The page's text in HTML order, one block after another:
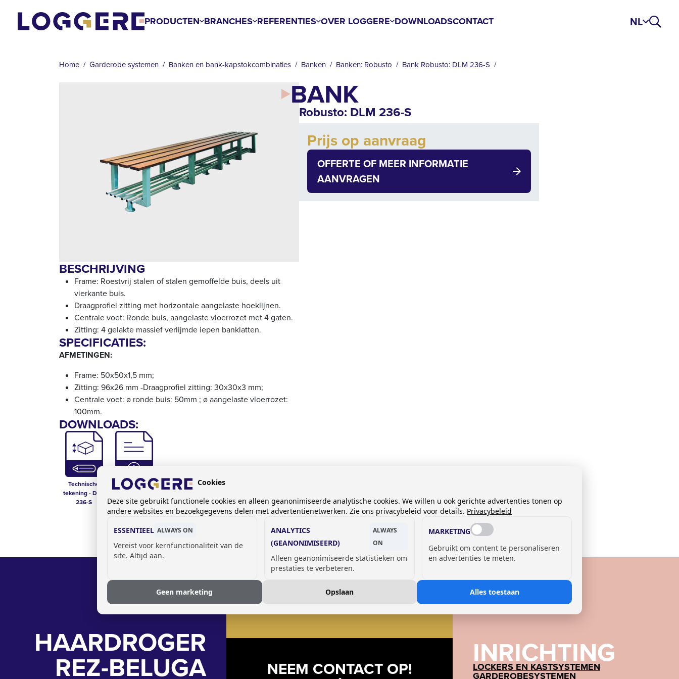
PRODUCTEN BRANCHES REFERENTIES OVER LOGGERE DOWNLOADSCONTACT NL
Home Garderobe systemen Banken en bank-kapstokcombinaties Banken Banken: Robusto Bank Robusto: DLM 236-S
BESCHRIJVING
Frame: Roestvrij stalen of stalen gemoffelde buis, deels uit
vierkante buis.
Draagprofiel zitting met horizontale aangelaste hoeklijnen.
Centrale voet: Ronde buis, aangelaste vloerrozet met 4 gaten.
Zitting: 4 gelakte massief verlijmde iepen banklatten.
SPECIFICATIES:
AFMETINGEN:
Frame: 50x50x1,5 mm;
Zitting: 96x26 mm -Draagprofiel zitting: 30x30x3 mm;
Centrale voet: ø ronde buis: 50mm ; ø aangelaste vloerrozet:
100mm.
DOWNLOADS:
Technische
tekening - DLM
236-S
Opties voor
garderobesystemen
BANK
Robusto: DLM 236-S
Quantity
Add to cart
Prijs op aanvraag
OFFERTE OF MEER INFORMATIE
AANVRAGEN
HAARDROGER
REZ-BELUGA
GSM OPLAADLOCKERS
NEEM CONTACT OP! INRICHTING
LOCKERS EN KASTSYSTEMEN
GARDEROBESYSTEMEN
Cookies
Deze site gebruikt functionele cookies en alleen geanonimiseerde analytische cookies. We willen u ook gerichte advertenties tonen op
andere websites en bezoekgegevens delen met advertentienetwerken. Zie ons privacybeleid voor details. Privacybeleid
ESSENTIEEL ALWAYS ON
Vereist voor kernfunctionaliteit van de
site. Altijd aan.
ANALYTICS
(GEANONIMISEERD)
ALWAYS
ON
Alleen geanonimiseerde statistieken om
prestaties te verbeteren.
MARKETING
Gebruikt om content te personaliseren
en advertenties te meten.
Geen marketing Opslaan Alles toestaan